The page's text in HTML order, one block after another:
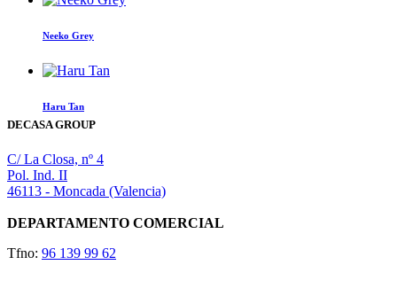
Neeko Grey
Haru Tan
DECASA GROUP
C/ La Closa, nº 4
Pol. Ind. II
46113 - Moncada (Valencia)
DEPARTAMENTO COMERCIAL
Tfno: 96 139 99 62